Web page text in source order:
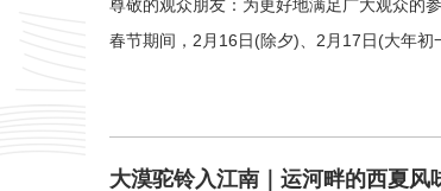
尊敬的观众朋友：为更好地满足广大观众的
春节期间，2月16日(除夕)、2月17日(大年
大漠驼铃入江南｜运河畔的西夏风